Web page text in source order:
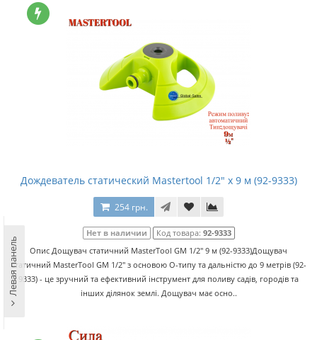
Дождеватель статический Mastertool 1/2" x 9 м (92-9333)
254 грн.
Нет в наличии Код товара: 92-9333
Опис Дощувач статичний MasterTool GM 1/2" 9 м (92-9333)Дощувач
статичний MasterTool GM 1/2" з основою О-типу та дальністю до 9 метрів (92-
9333) - це зручний та ефективний інструмент для поливу садів, городів та
інших ділянок землі. Дощувач має осно..
Левая панель